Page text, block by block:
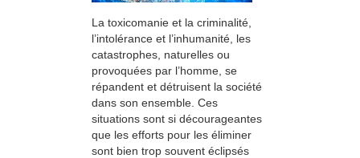
La toxicomanie et la criminalité,
l’intolérance et l’inhumanité, les
catastrophes, naturelles ou
provoquées par l’homme, se
répandent et détruisent la société
dans son ensemble. Ces
situations sont si décourageantes
que les efforts pour les éliminer
sont bien trop souvent éclipsés